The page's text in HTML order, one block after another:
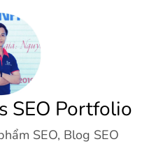
SEO Portfolio
SEO, Blog SEO